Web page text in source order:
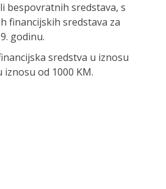
bespovratnih sredstava, s
financijskih sredstava za
godinu.
sredstva u iznosu
od 1000 KM.